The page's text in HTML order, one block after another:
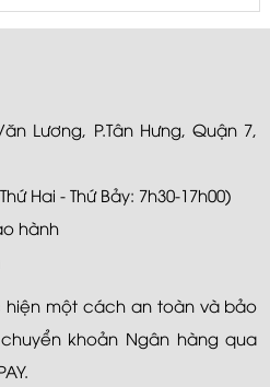
Lương, P.Tân Hưng, Quận 7,
Hai - Thứ Bảy: 7h30-17h00)
hành
hiện một cách an toàn và bảo
khoản Ngân hàng qua